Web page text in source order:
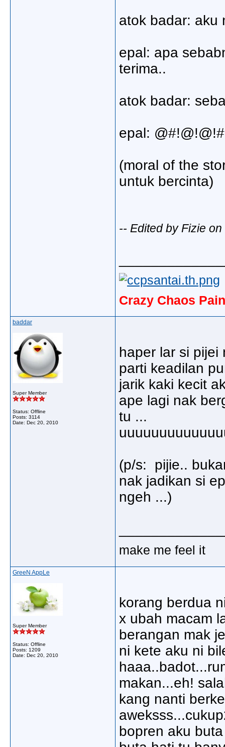
atok badar: aku
epal: apa
terima..
atok badar:
epal:
(moral of the
untuk bercinta)
-- Edited by Fizie
Crazy Chaos
baddar
Super Member
Status: Offline
Posts: 3114
Date: Dec 20, 2010
haper lar si pijei
parti keadilan
jarik kaki kecit
ape lagi nak
tu ...
(p/s: pijie..
nak jadikan si
ngeh ...)
make me feel it
GreeN AppLe
Super Member
Status: Offline
Posts: 1209
Date: Dec 20, 2010
korang berdua
x ubah macam
berangan mak
ni kete aku ni
makan...eh!
kang nanti
bopren aku